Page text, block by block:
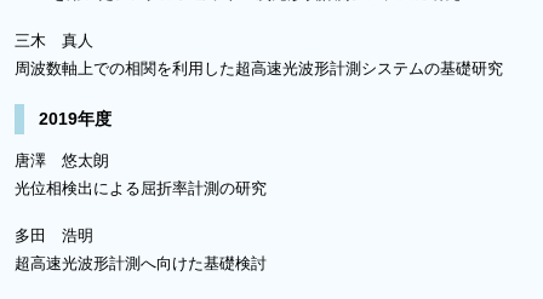
三木 真人
周波数軸上での相関を利用した超高速光波形計測システムの基礎研究
2019年度
唐澤 悠太朗
光位相検出による屈折率計測の研究
多田 浩明
超高速光波形計測へ向けた基礎検討